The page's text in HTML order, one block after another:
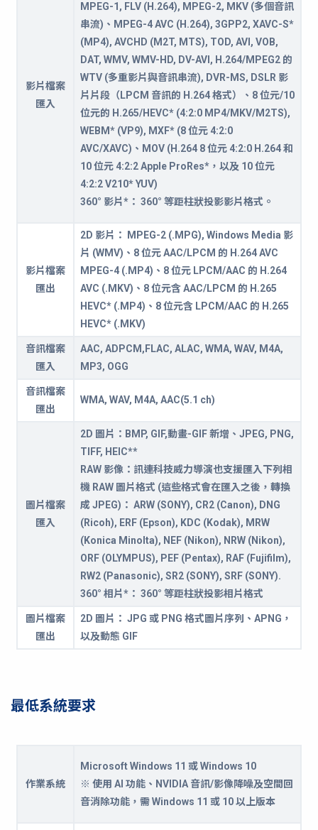
影片檔案
匯入
MPEG-1, FLV (H.264), MPEG-2, MKV (多個音訊
串流)、MPEG-4 AVC (H.264), 3GPP2, XAVC-S*
(MP4), AVCHD (M2T, MTS), TOD, AVI, VOB,
DAT, WMV, WMV-HD, DV-AVI, H.264/MPEG2 的
WTV (多重影片與音訊串流), DVR-MS, DSLR 影
片片段（LPCM 音訊的 H.264 格式）、8 位元/10
位元的 H.265/HEVC* (4:2:0 MP4/MKV/M2TS),
WEBM* (VP9), MXF* (8 位元 4:2:0
AVC/XAVC)、MOV (H.264 8 位元 4:2:0 H.264 和
10 位元 4:2:2 Apple ProRes*，以及 10 位元
4:2:2 V210* YUV)
360° 影片*： 360° 等距柱狀投影影片格式。
影片檔案
匯出
2D 影片： MPEG-2 (.MPG), Windows Media 影
片 (WMV)、8 位元 AAC/LPCM 的 H.264 AVC
MPEG-4 (.MP4)、8 位元 LPCM/AAC 的 H.264
AVC (.MKV)、8 位元含 AAC/LPCM 的 H.265
HEVC* (.MP4)、8 位元含 LPCM/AAC 的 H.265
HEVC* (.MKV)
音訊檔案
匯入
AAC, ADPCM,FLAC, ALAC, WMA, WAV, M4A,
MP3, OGG
音訊檔案
匯出
WMA, WAV, M4A, AAC(5.1 ch)
圖片檔案
匯入
2D 圖片：BMP, GIF,動畫-GIF 新增、JPEG, PNG,
TIFF, HEIC**
RAW 影像：訊連科技威力導演也支援匯入下列相
機 RAW 圖片格式 (這些格式會在匯入之後，轉換
成 JPEG)： ARW (SONY), CR2 (Canon), DNG
(Ricoh), ERF (Epson), KDC (Kodak), MRW
(Konica Minolta), NEF (Nikon), NRW (Nikon),
ORF (OLYMPUS), PEF (Pentax), RAF (Fujifilm),
RW2 (Panasonic), SR2 (SONY), SRF (SONY).
360° 相片*： 360° 等距柱狀投影相片格式
圖片檔案
匯出
2D 圖片： JPG 或 PNG 格式圖片序列、APNG，
以及動態 GIF
最低系統要求
作業系統
Microsoft Windows 11 或 Windows 10
※ 使用 AI 功能、NVIDIA 音訊/影像降噪及空間回
音消除功能，需 Windows 11 或 10 以上版本